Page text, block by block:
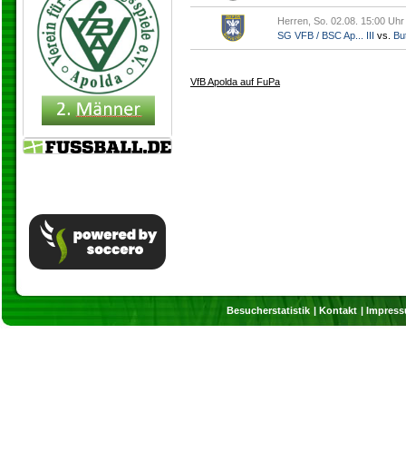
Herren, So. 02.08. 15:00 Uhr
SG VFB / BSC Ap... III vs.
VfB Apolda auf FuPa
Besucherstatistik Kontakt